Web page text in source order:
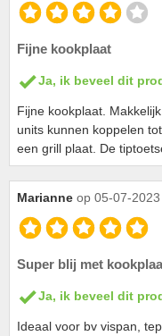
Fijne kookplaat
Ja, ik beveel dit
Fijne kookplaat.
units kunnen koppelen
een grill plaat. De
Marianne op 05-07-2023
Super blij met
Ja, ik beveel dit
Ideaal voor bv vispan,